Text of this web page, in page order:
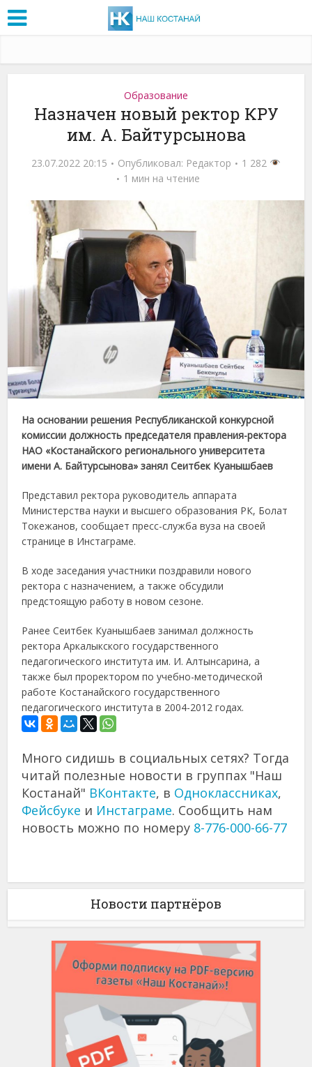
Образование
Назначен новый ректор КРУ
им. А. Байтурсынова
23.07.2022 20:15 Опубликовал: Редактор
1 282
1 мин на чтение
На основании решения Республиканской конкурсной
комиссии должность председателя правления-ректора
НАО «Костанайского регионального университета
имени А. Байтурсынова» занял Сеитбек Куанышбаев
Представил ректора руководитель аппарата
Министерства науки и высшего образования РК, Болат
Токежанов, сообщает пресс-служба вуза на своей
странице в Инстаграме.
В ходе заседания участники поздравили нового
ректора с назначением, а также обсудили
предстоящую работу в новом сезоне.
Ранее Сеитбек Куанышбаев занимал должность
ректора Аркалыкского государственного
педагогического института им. И. Алтынсарина, а
также был проректором по учебно-методической
работе Костанайского государственного
педагогического института в 2004-2012 годах.
Много сидишь в социальных сетях? Тогда
читай полезные новости в группах "Наш
Костанай" ВКонтакте, в Одноклассниках,
Фейсбуке и Инстаграме. Сообщить нам
новость можно по номеру 8-776-000-66-77
Новости партнёров